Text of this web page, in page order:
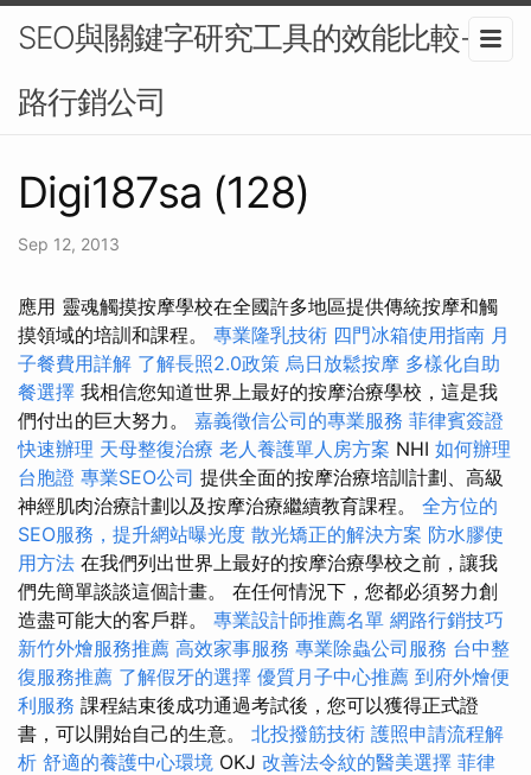
SEO與關鍵字研究工具的效能比較-網
路行銷公司
Digi187sa (128)
Sep 12, 2013
應用 靈魂觸摸按摩學校在全國許多地區提供傳統按摩和觸
摸領域的培訓和課程。 專業隆乳技術 四門冰箱使用指南 月
子餐費用詳解 了解長照2.0政策 烏日放鬆按摩 多樣化自助
餐選擇 我相信您知道世界上最好的按摩治療學校，這是我
們付出的巨大努力。 嘉義徵信公司的專業服務 菲律賓簽證
快速辦理 天母整復治療 老人養護單人房方案 NHI 如何辦理
台胞證 專業SEO公司 提供全面的按摩治療培訓計劃、高級
神經肌肉治療計劃以及按摩治療繼續教育課程。 全方位的
SEO服務，提升網站曝光度 散光矯正的解決方案 防水膠使
用方法 在我們列出世界上最好的按摩治療學校之前，讓我
們先簡單談談這個計畫。 在任何情況下，您都必須努力創
造盡可能大的客戶群。 專業設計師推薦名單 網路行銷技巧
新竹外燴服務推薦 高效家事服務 專業除蟲公司服務 台中整
復服務推薦 了解假牙的選擇 優質月子中心推薦 到府外燴便
利服務 課程結束後成功通過考試後，您可以獲得正式證
書，可以開始自己的生意。 北投撥筋技術 護照申請流程解
析 舒適的養護中心環境 OKJ 改善法令紋的醫美選擇 菲律